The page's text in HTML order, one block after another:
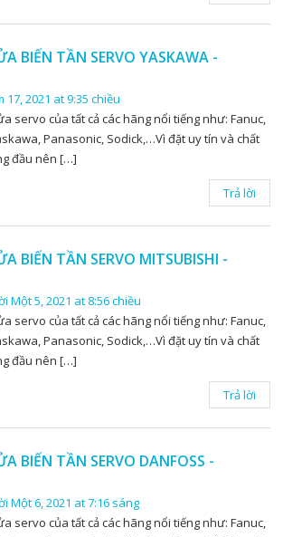
BIẾN TẦN SERVO YASKAWA -
17, 2021 at 9:35 chiều
servo của tất cả các hãng nổi tiếng như: Fanuc,
Panasonic, Sodick,…Vì đặt uy tín và chất
đầu nên […]
Trả lời
BIẾN TẦN SERVO MITSUBISHI -
Một 5, 2021 at 8:56 chiều
servo của tất cả các hãng nổi tiếng như: Fanuc,
Panasonic, Sodick,…Vì đặt uy tín và chất
đầu nên […]
Trả lời
BIẾN TẦN SERVO DANFOSS -
Một 6, 2021 at 7:16 sáng
servo của tất cả các hãng nổi tiếng như: Fanuc,